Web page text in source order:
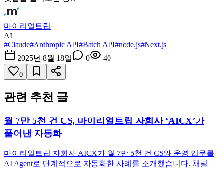
마이리얼트립
AI
#Claude#Anthropic API#Batch API#node.js#Next.js
2025년 8월 18일
0 40
0
관련 추천 글
월 7만 5천 건 CS, 마이리얼트립 자회사 ‘AICX’가
풀어낸 자동화
마이리얼트립 자회사 AICX가 월 7만 5천 건 CS와 운영 업무를
AI Agent로 단계적으로 자동화한 사례를 소개했습니다. 채널